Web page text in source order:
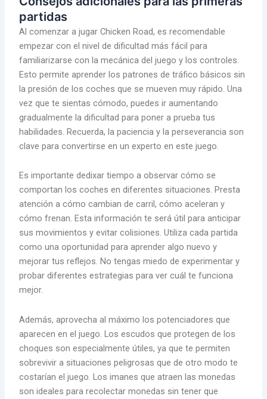
partidas
Al comenzar a jugar Chicken Road, es recomendable
empezar con el nivel de dificultad más fácil para
familiarizarse con la mecánica del juego y los controles.
Esto permite aprender los patrones de tráfico básicos sin
la presión de los coches que se mueven muy rápido. Una
vez que te sientas cómodo, puedes ir aumentando
gradualmente la dificultad para poner a prueba tus
habilidades. Recuerda, la paciencia y la perseverancia son
clave para convertirse en un experto en este juego.
Es importante dedixar tiempo a observar cómo se
comportan los coches en diferentes situaciones. Presta
atención a cómo cambian de carril, cómo aceleran y
cómo frenan. Esta información te será útil para anticipar
sus movimientos y evitar colisiones. Utiliza cada partida
como una oportunidad para aprender algo nuevo y
mejorar tus reflejos. No tengas miedo de experimentar y
probar diferentes estrategias para ver cuál te funciona
mejor.
Además, aprovecha al máximo los potenciadores que
aparecen en el juego. Los escudos que protegen de los
choques son especialmente útiles, ya que te permiten
sobrevivir a situaciones peligrosas que de otro modo te
costarían el juego. Los imanes que atraen las monedas
son ideales para recolectar monedas sin tener que